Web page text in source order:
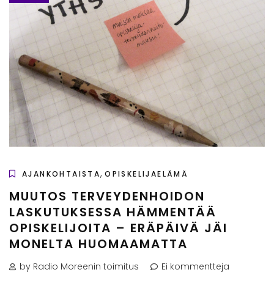
AJANKOHTAISTA,OPISKELIJAELÄMÄ
MUUTOS TERVEYDENHOIDON
LASKUTUKSESSA HÄMMENTÄÄ
OPISKELIJOITA – ERÄPÄIVÄ JÄI
MONELTA HUOMAAMATTA
by Radio Moreenin toimitus Ei kommentteja